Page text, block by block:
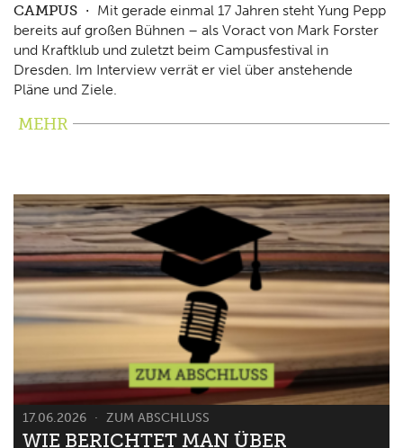
CAMPUS
Mit gerade einmal 17 Jahren steht Yung Pepp
bereits auf großen Bühnen – als Voract von Mark Forster
und Kraftklub und zuletzt beim Campusfestival in
Dresden. Im Interview verrät er viel über anstehende
Pläne und Ziele.
MEHR
17.06.2026 ZUM ABSCHLUSS
WIE BERICHTET MAN ÜBER